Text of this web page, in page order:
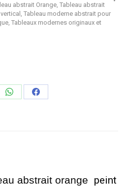
abstrait Orange Tableau abstrait
Tableau moderne abstrait pour
Tableaux modernes originaux et
PartagerPartager
abstrait orange peint